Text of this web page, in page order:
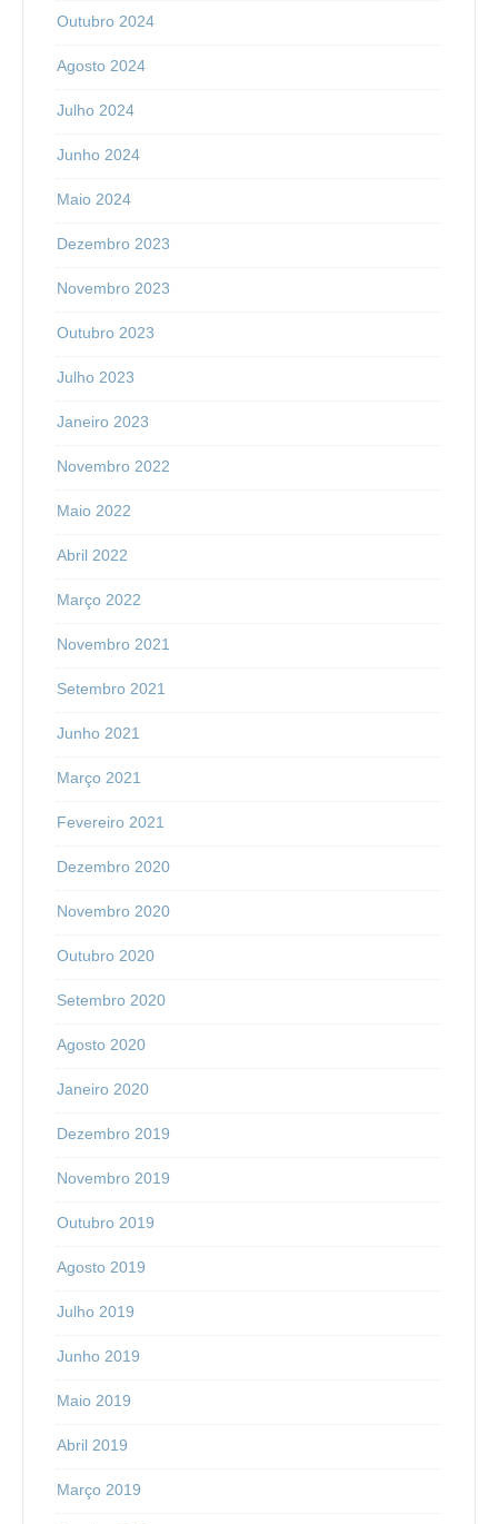
Outubro 2024
Agosto 2024
Julho 2024
Junho 2024
Maio 2024
Dezembro 2023
Novembro 2023
Outubro 2023
Julho 2023
Janeiro 2023
Novembro 2022
Maio 2022
Abril 2022
Março 2022
Novembro 2021
Setembro 2021
Junho 2021
Março 2021
Fevereiro 2021
Dezembro 2020
Novembro 2020
Outubro 2020
Setembro 2020
Agosto 2020
Janeiro 2020
Dezembro 2019
Novembro 2019
Outubro 2019
Agosto 2019
Julho 2019
Junho 2019
Maio 2019
Abril 2019
Março 2019